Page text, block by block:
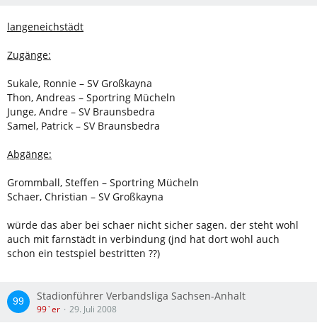
langeneichstädt
Zugänge:
Sukale, Ronnie – SV Großkayna
Thon, Andreas – Sportring Mücheln
Junge, Andre – SV Braunsbedra
Samel, Patrick – SV Braunsbedra
Abgänge:
Grommball, Steffen – Sportring Mücheln
Schaer, Christian – SV Großkayna
würde das aber bei schaer nicht sicher sagen. der steht wohl
auch mit farnstädt in verbindung (jnd hat dort wohl auch
schon ein testspiel bestritten ??)
Stadionführer Verbandsliga Sachsen-Anhalt
99`er 29. Juli 2008